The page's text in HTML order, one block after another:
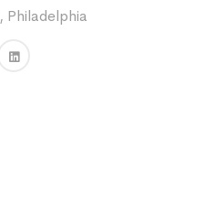
, Philadelphia